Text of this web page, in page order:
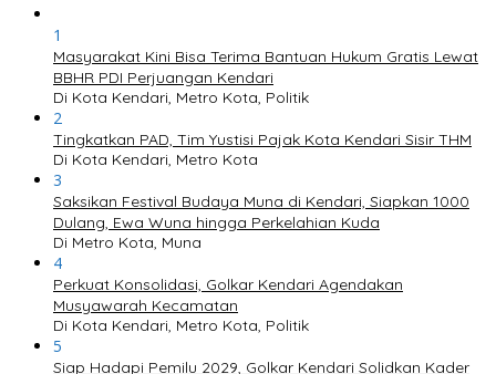
1
Masyarakat Kini Bisa Terima Bantuan Hukum Gratis Lewat
BBHR PDI Perjuangan Kendari
Di Kota Kendari, Metro Kota, Politik
2
Tingkatkan PAD, Tim Yustisi Pajak Kota Kendari Sisir THM
Di Kota Kendari, Metro Kota
3
Saksikan Festival Budaya Muna di Kendari, Siapkan 1000
Dulang, Ewa Wuna hingga Perkelahian Kuda
Di Metro Kota, Muna
4
Perkuat Konsolidasi, Golkar Kendari Agendakan
Musyawarah Kecamatan
Di Kota Kendari, Metro Kota, Politik
5
Siap Hadapi Pemilu 2029, Golkar Kendari Solidkan Kader